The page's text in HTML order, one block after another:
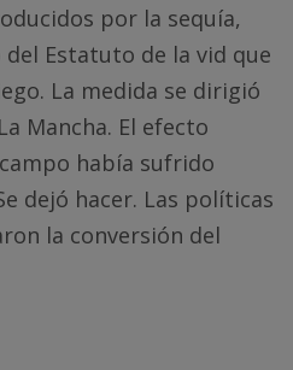
por la sequía,
Estatuto de la vid que
La medida se dirigió
Mancha. El efecto
había sufrido
dejó hacer. Las políticas
la conversión del